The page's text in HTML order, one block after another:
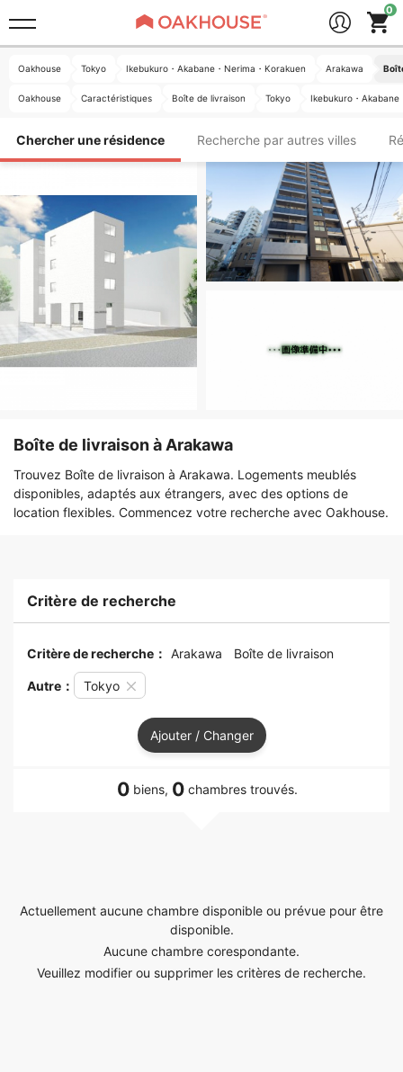
Oakhouse Tokyo Ikebukuro・Akabane・Nerima・Korakuen Arakawa
Oakhouse Caractéristiques Boîte de livraison Tokyo Ikebukuro・
Chercher une résidence Recherche par autres villes
Boîte de livraison à Arakawa
Trouvez Boîte de livraison à Arakawa. Logements meublés
disponibles, adaptés aux étrangers, avec des options de
location flexibles. Commencez votre recherche avec Oakhouse.
Critère de recherche
Critère de recherche： Arakawa Boîte de livraison
Autre： Tokyo
Ajouter / Changer
0 biens, 0 chambres trouvés.
Actuellement aucune chambre disponible ou prévue pour être
disponible.
Aucune chambre corespondante.
Veuillez modifier ou supprimer les critères de recherche.